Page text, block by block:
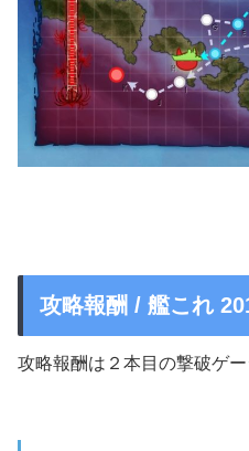
攻略報酬 / 艦これ
攻略報酬は２本目の撃破ゲー